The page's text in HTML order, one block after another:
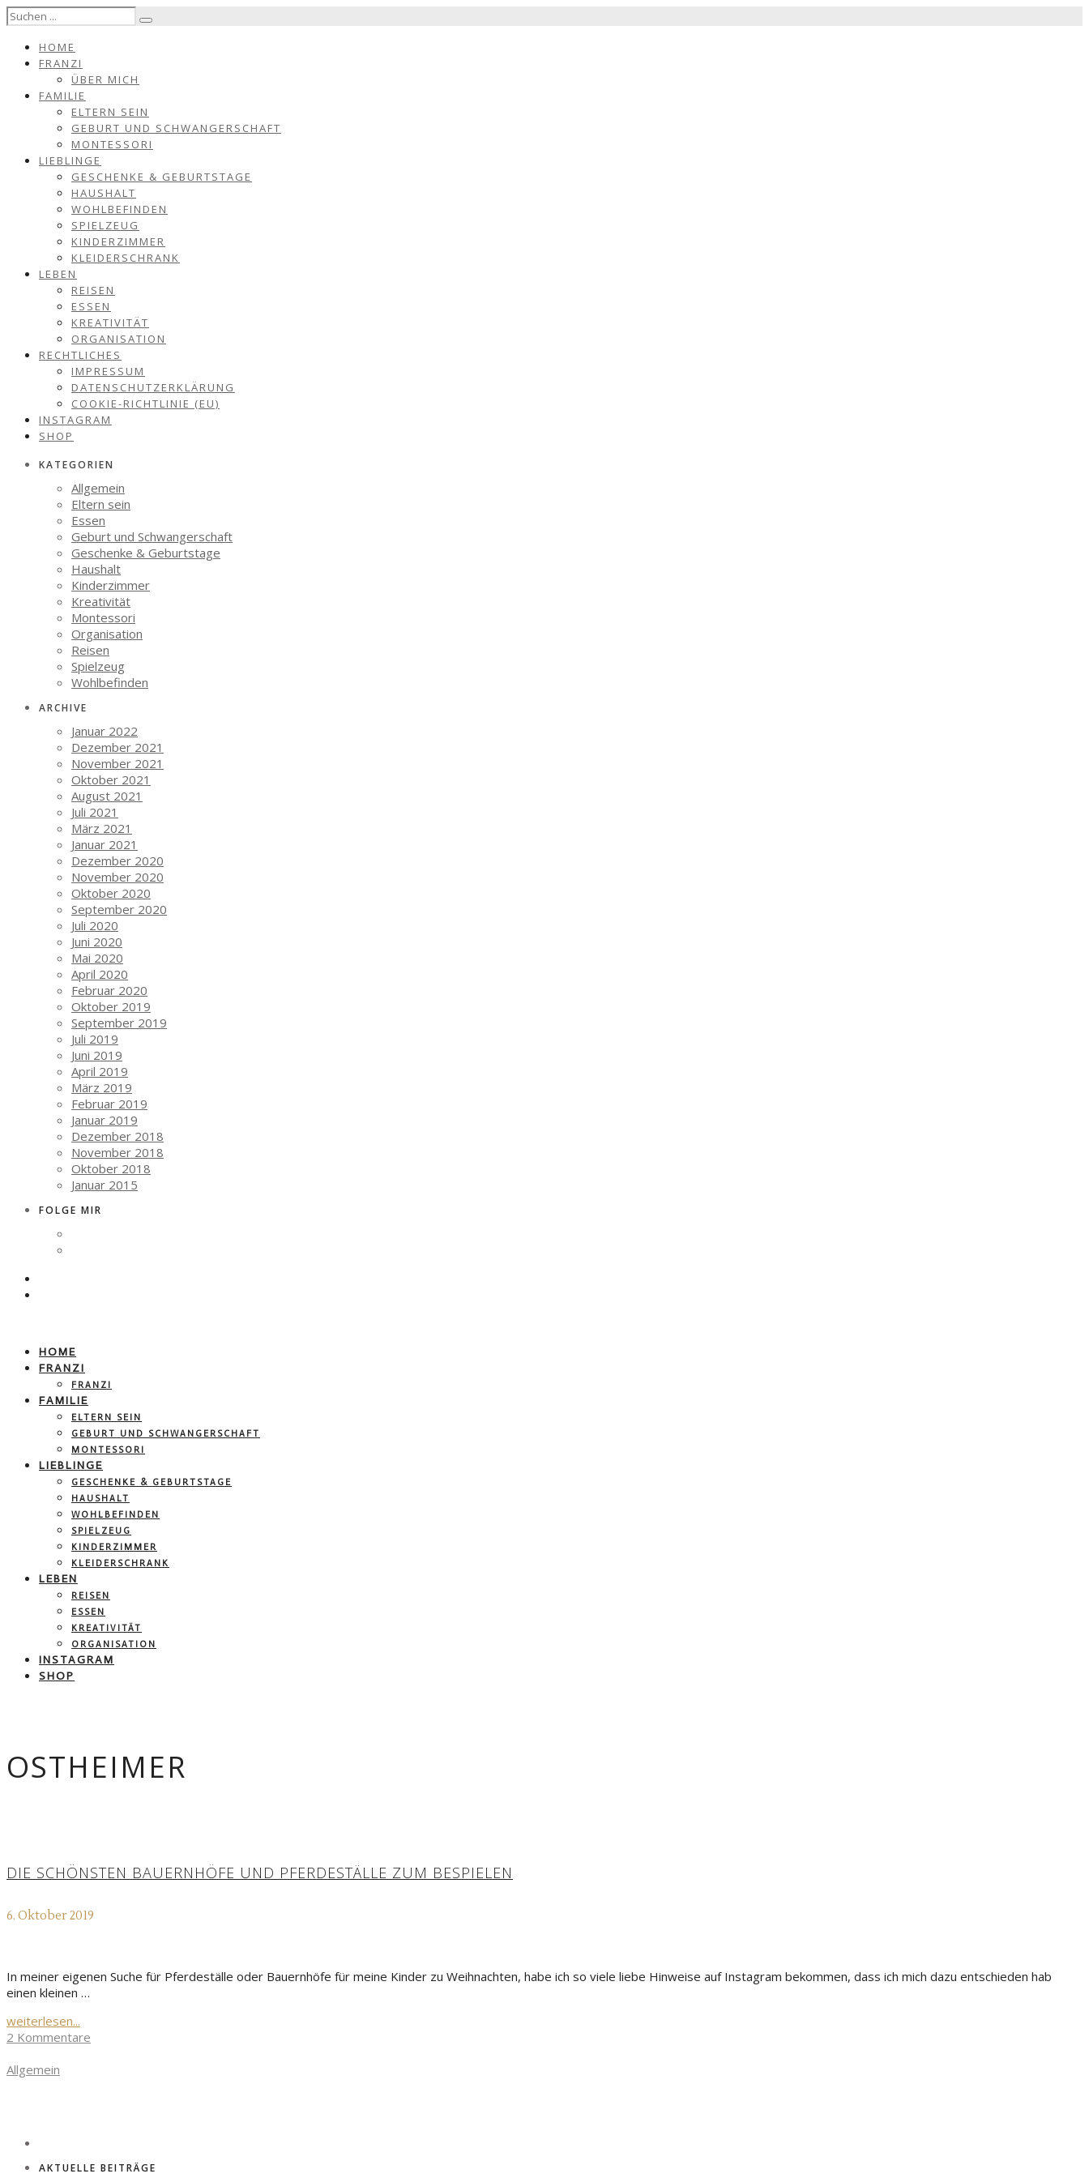
HOME
FRANZI
ÜBER MICH
FAMILIE
ELTERN SEIN
GEBURT UND SCHWANGERSCHAFT
MONTESSORI
LIEBLINGE
GESCHENKE & GEBURTSTAGE
HAUSHALT
WOHLBEFINDEN
SPIELZEUG
KINDERZIMMER
KLEIDERSCHRANK
LEBEN
REISEN
ESSEN
KREATIVITÄT
ORGANISATION
RECHTLICHES
IMPRESSUM
DATENSCHUTZERKLÄRUNG
COOKIE-RICHTLINIE (EU)
INSTAGRAM
SHOP
KATEGORIEN
Allgemein
Eltern sein
Essen
Geburt und Schwangerschaft
Geschenke & Geburtstage
Haushalt
Kinderzimmer
Kreativität
Montessori
Organisation
Reisen
Spielzeug
Wohlbefinden
ARCHIVE
Januar 2022
Dezember 2021
November 2021
Oktober 2021
August 2021
Juli 2021
März 2021
Januar 2021
Dezember 2020
November 2020
Oktober 2020
September 2020
Juli 2020
Juni 2020
Mai 2020
April 2020
Februar 2020
Oktober 2019
September 2019
Juli 2019
Juni 2019
April 2019
März 2019
Februar 2019
Januar 2019
Dezember 2018
November 2018
Oktober 2018
Januar 2015
FOLGE MIR
HOME
FRANZI
FRANZI
FAMILIE
ELTERN SEIN
GEBURT UND SCHWANGERSCHAFT
MONTESSORI
LIEBLINGE
GESCHENKE & GEBURTSTAGE
HAUSHALT
WOHLBEFINDEN
SPIELZEUG
KINDERZIMMER
KLEIDERSCHRANK
LEBEN
REISEN
ESSEN
KREATIVITÄT
ORGANISATION
INSTAGRAM
SHOP
OSTHEIMER
DIE SCHÖNSTEN BAUERNHÖFE UND PFERDESTÄLLE ZUM BESPIELEN
6. Oktober 2019
In meiner eigenen Suche für Pferdeställe oder Bauernhöfe für meine Kinder zu Weihnachten, habe ich so viele liebe Hinweise auf Instagram bekommen, dass ich mich dazu entschieden hab
einen kleinen …
weiterlesen...
2 Kommentare
Allgemein
AKTUELLE BEITRÄGE